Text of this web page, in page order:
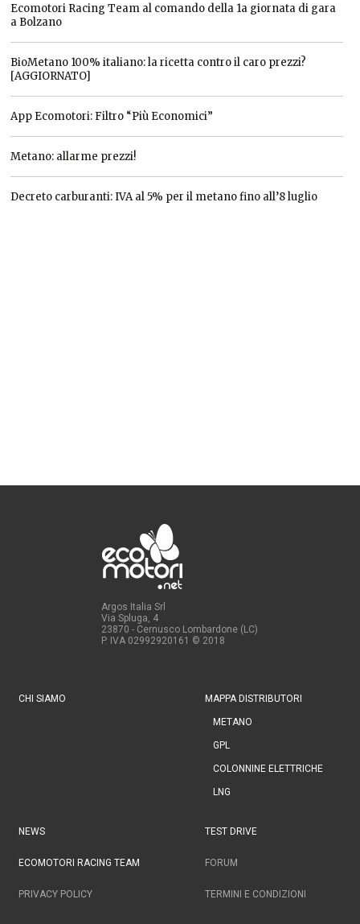
Ecomotori Racing Team al comando della 1a giornata di gara
a Bolzano
BioMetano 100% italiano: la ricetta contro il caro prezzi?
[AGGIORNATO]
App Ecomotori: Filtro “Più Economici”
Metano: allarme prezzi!
Decreto carburanti: IVA al 5% per il metano fino all’8 luglio
Argos Italia Srl
Via Spluga, 4
23870 - Cernusco Lombardone (LC)
P. IVA 02992920161 © 2018
CHI SIAMO MAPPA DISTRIBUTORI
METANO
GPL
COLONNINE ELETTRICHE
LNG
NEWS TEST DRIVE
ECOMOTORI RACING TEAM FORUM
PRIVACY POLICY TERMINI E CONDIZIONI